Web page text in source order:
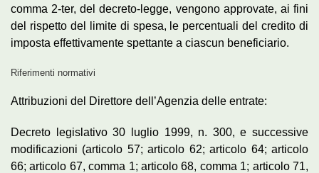
comma 2-ter, del decreto-legge, vengono approvate, ai fini
del rispetto del limite di spesa, le percentuali del credito di
imposta effettivamente spettante a ciascun beneficiario.
Riferimenti normativi
Attribuzioni del Direttore dell’Agenzia delle entrate:
Decreto legislativo 30 luglio 1999, n. 300, e successive
modificazioni (articolo 57; articolo 62; articolo 64; articolo
66; articolo 67, comma 1; articolo 68, comma 1; articolo 71,